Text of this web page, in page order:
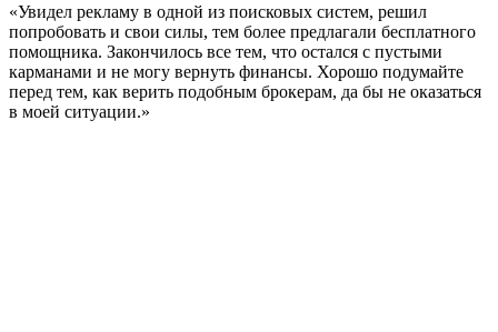
«Увидел рекламу в одной из поисковых систем, решил
попробовать и свои силы, тем более предлагали бесплатного
помощника. Закончилось все тем, что остался с пустыми
карманами и не могу вернуть финансы. Хорошо подумайте
перед тем, как верить подобным брокерам, да бы не оказаться
в моей ситуации.»